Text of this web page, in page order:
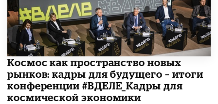
Космос как пространство новых
рынков: кадры для будущего – итоги
конференции #ВДЕЛЕ_Кадры для
космической экономики